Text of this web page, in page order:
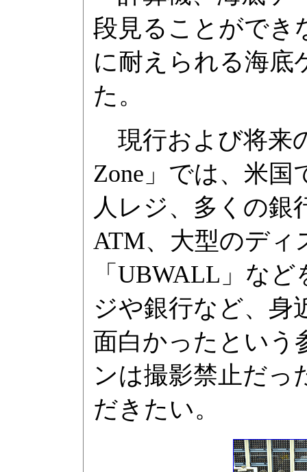
段見ることができ
に耐えられる海底
た。
現行および将来
Zone」では、米
人レジ、多くの銀
ATM、大型のディ
「UBWALL」な
ジや銀行など、身
面白かったという
ンは撮影禁止だっ
だきたい。